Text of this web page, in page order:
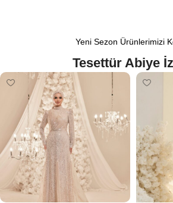
Yeni Sezon Ürünlerimizi
Tesettür Abiye